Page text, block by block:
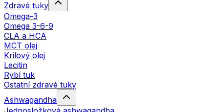
Zdravé tuky
Omega-3
Omega 3-6-9
CLA a HCA
MCT olej
Krilový olej
Lecitin
Rybí tuk
Ostatní zdravé tuky
Ashwagandha